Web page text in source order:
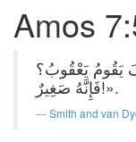
Amos
يَقُومُ يَعْقُوبُ؟
فَإِنَّهُ صَغِيرٌ!».
Smith and van